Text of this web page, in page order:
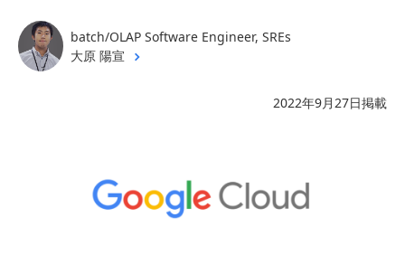
batch/OLAP Software Engineer, SREs
大原 陽宣
2022年9月27日掲載